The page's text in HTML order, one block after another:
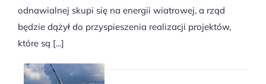
odnawialnej skupi się na energii wiatrowej, a rząd
będzie dążył do przyspieszenia realizacji projektów,
które są [...]